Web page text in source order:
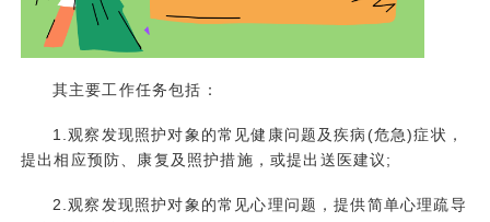
其主要工作任务包括：
1.观察发现照护对象的常见健康问题及疾病(危急)症状，
提出相应预防、康复及照护措施，或提出送医建议;
2.观察发现照护对象的常见心理问题，提供简单心理疏导